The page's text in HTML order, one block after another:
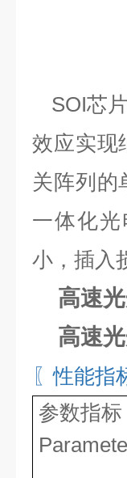
SOI芯
效应实现
关阵列的
一体化
小，插入
高速
高速
〖性能指
参数指标